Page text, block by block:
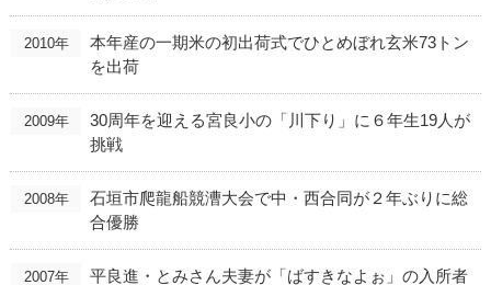
2010年
本年産の一期米の初出荷式でひとめぼれ玄米73トン
を出荷
2009年
30周年を迎える宮良小の「川下り」に６年生19人が
挑戦
2008年
石垣市爬龍船競漕大会で中・西合同が２年ぶりに総
合優勝
2007年 平良進・とみさん夫妻が「ばすきなよぉ」の入所者